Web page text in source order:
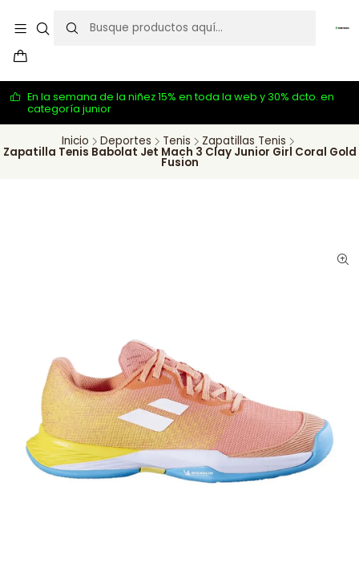
En la semana de la niñez 15% en toda la web y 30% dcto. en
categoría junior
Inicio Deportes Tenis Zapatillas Tenis
Zapatilla Tenis Babolat Jet Mach 3 Clay Junior Girl Coral Gold
Fusion